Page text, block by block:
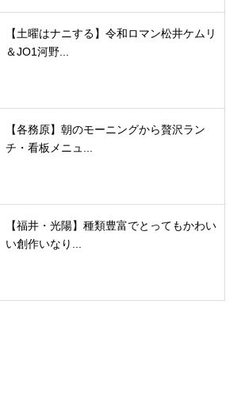
【土曜はナニする】令和ロマン松井ケムリ
＆JO1河野...
【各務原】朝のモーニングから贅沢ラン
チ・看板メニュ...
【福井・光陽】種類豊富でとってもかわい
い創作いなり...